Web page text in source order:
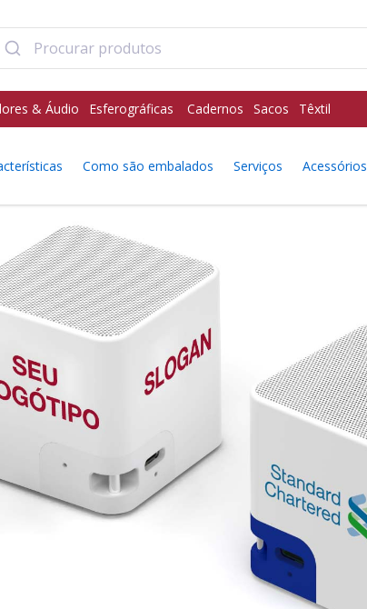
& Áudio Esferográficas Cadernos Sacos Têxtil
Como são embalados Serviços Acessórios